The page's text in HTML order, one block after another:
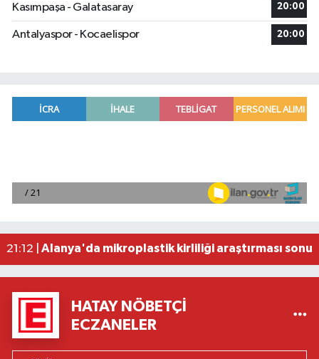
Kasımpaşa - Galatasaray 20:00
Antalyaspor - Kocaelispor 20:00
22:44 |
2026 Air Badminton Türkiye Şampiyonası,
21:12 | Alanya'da mikroplastik kirliliği araştırması
HATAY NÖBETÇI
ECZANELER